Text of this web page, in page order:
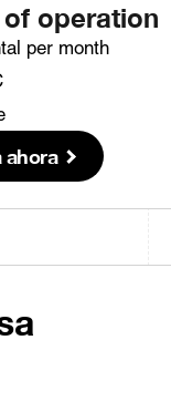
of operation
per month
ahora